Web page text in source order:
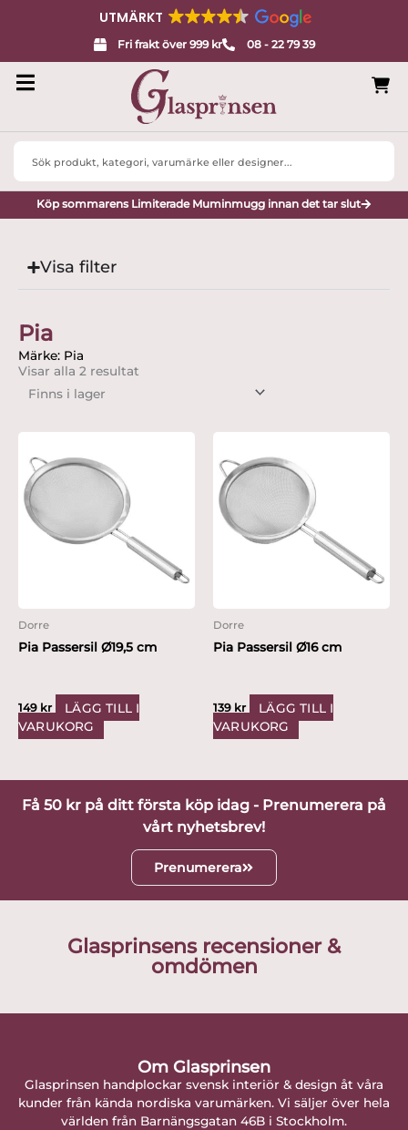
UTMÄRKT
Fri frakt över 999 kr 08 - 22 79 39
Search
Köp sommarens Limiterade Muminmugg innan det tar slut
Visa filter
Pia
Märke: Pia
Visar alla 2 resultat
Dorre
Pia Passersil Ø19,5 cm
149 kr
LÄGG TILL I
VARUKORG
Dorre
Pia Passersil Ø16 cm
139 kr
LÄGG TILL I
VARUKORG
Få 50 kr på ditt första köp idag - Prenumerera på
vårt nyhetsbrev!
Prenumerera
Glasprinsens recensioner &
omdömen
Om Glasprinsen
Glasprinsen handplockar svensk interiör & design åt våra
kunder från kända nordiska varumärken. Vi säljer över hela
världen från Barnängsgatan 46B i Stockholm.